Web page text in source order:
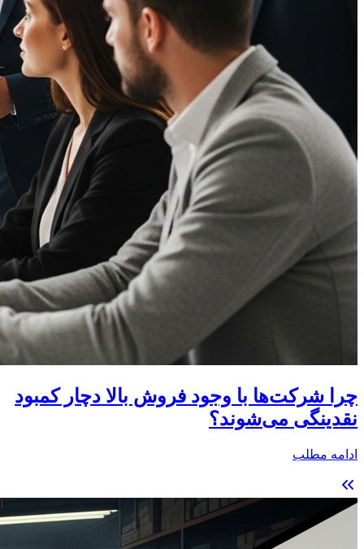
چرا شرکت‌ها با وجود فروش بالا دچار کمبود
نقدینگی می‌شوند؟
ادامه مطلب